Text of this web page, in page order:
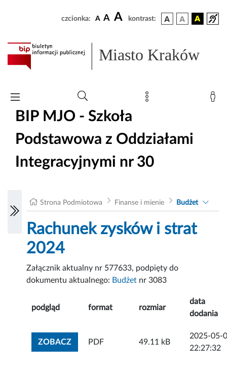
czcionka: A A A kontrast:
Miasto Kraków
BIP MJO - Szkoła
Podstawowa z Oddziałami
Integracyjnymi nr 30
Strona Podmiotowa Finanse i mienie Budżet
Rachunek zysków i strat
2024
Załącznik aktualny nr 577633, podpięty do
dokumentu aktualnego: Budżet nr 3083
podgląd format rozmiar
data
dodania
ZOBACZZOBACZ ZAŁĄCZNIK
PDF 49.11 kB
2025-05-
22:27:32